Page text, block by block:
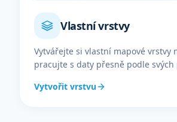
Vlastní vrstvy
Vytvářejte si vlastní mapové vrstvy
pracujte s daty přesně podle svých
Vytvořit vrstvu